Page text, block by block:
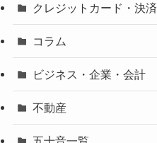
クレジットカード・決済
コラム
ビジネス・企業・会計
不動産